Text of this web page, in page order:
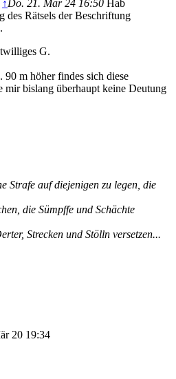
↑Do. 21. Mär 24 16:50 Hab
des Rätsels der Beschriftung
G.
90 m höher findes sich diese
mir bislang überhaupt keine Deutung
Strafe auf diejenigen zu legen, die
die Sümpffe und Schächte
Strecken und Stölln versetzen...
20 19:34